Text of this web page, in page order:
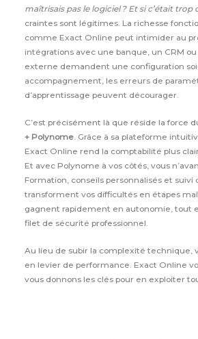
maîtrisais pas le logiciel ? Et si c’était trop
craintes sont légitimes. La richesse
comme Exact Online peut intimider au
intégrations avec une banque, un CRM
externe demandent une configuration
accompagnement, les erreurs de
d’apprentissage peuvent décourager.
C’est précisément là que réside la force
+ Polynome. Grâce à sa plateforme
Exact Online rend la comptabilité plus
Et avec Polynome à vos côtés, vous
Formation, conseils personnalisés et suivi
transforment vos difficultés en étapes
gagnent rapidement en autonomie, tout
filet de sécurité professionnel.
Au lieu de subir la complexité technique,
en levier de performance. Exact Online
vous donnons les clés pour en exploiter